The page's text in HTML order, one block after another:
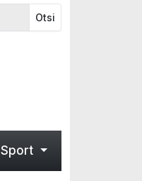
Otsi
Sport